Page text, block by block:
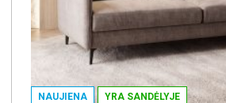
NAUJIENA YRA SANDĖLYJE